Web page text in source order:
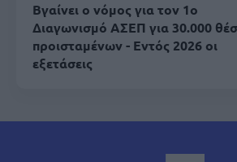
Βγαίνει ο νόμος για τον 1ο
Διαγωνισμό ΑΣΕΠ για 30.000
προισταμένων - Εντός 2026 οι
εξετάσεις